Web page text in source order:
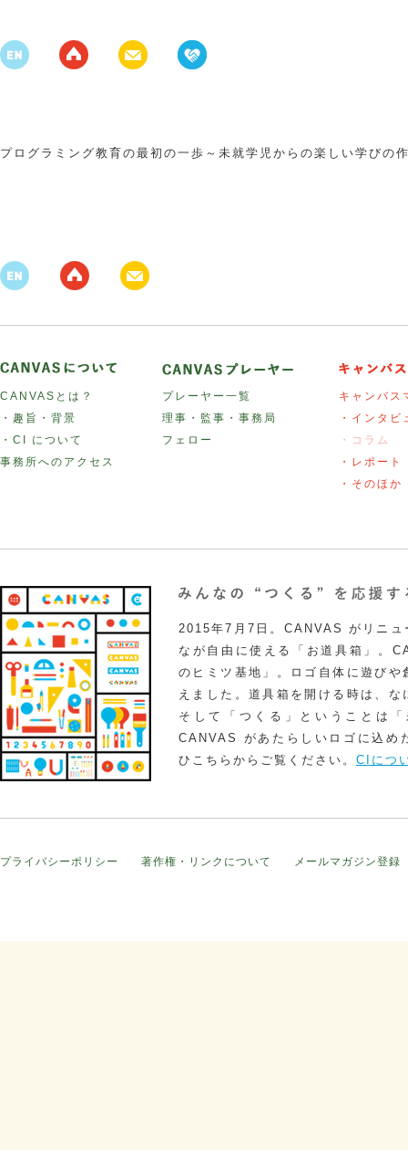
プログラミング教育の最初の一歩～未就学児からの楽しい学びの
CANVASとは？
・趣旨・背景
・CI について
事務所へのアクセス
プレーヤー一覧
理事・監事・事務局
フェロー
キャンバス
・インタビ
・コラム
・レポート
・そのほか
2015年7月7日。CANVAS がリニュ
なが自由に使える「お道具箱」。
のヒミツ基地」。ロゴ自体に遊び
えました。道具箱を開ける時は、
そして「つくる」ということは
CANVAS があたらしいロゴに込め
ひこちらからご覧ください。 CIにつ
プライバシーポリシー 著作権・リンクについて メールマガジン登録